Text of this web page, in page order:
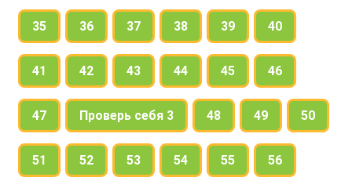
35 36 37 38 39 40
41 42 43 44 45 46
47 Проверь себя 3 48 49 50
51 52 53 54 55 56